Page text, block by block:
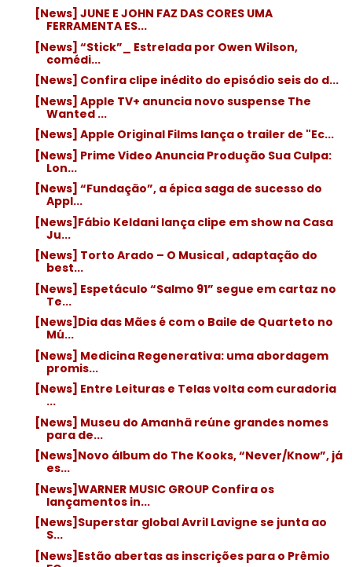
[News] JUNE E JOHN FAZ DAS CORES UMA
FERRAMENTA ES...
[News] “Stick”_ Estrelada por Owen Wilson,
comédi...
[News] Confira clipe inédito do episódio seis do d...
[News] Apple TV+ anuncia novo suspense The
Wanted ...
[News] Apple Original Films lança o trailer de "Ec...
[News] Prime Video Anuncia Produção Sua Culpa:
Lon...
[News] “Fundação”, a épica saga de sucesso do
Appl...
[News]Fábio Keldani lança clipe em show na Casa
Ju...
[News] Torto Arado – O Musical , adaptação do
best...
[News] Espetáculo “Salmo 91” segue em cartaz no
Te...
[News]Dia das Mães é com o Baile de Quarteto no
Mú...
[News] Medicina Regenerativa: uma abordagem
promis...
[News] Entre Leituras e Telas volta com curadoria
...
[News] Museu do Amanhã reúne grandes nomes
para de...
[News]Novo álbum do The Kooks, “Never/Know”, já
es...
[News]WARNER MUSIC GROUP Confira os
lançamentos in...
[News]Superstar global Avril Lavigne se junta ao
S...
[News]Estão abertas as inscrições para o Prêmio